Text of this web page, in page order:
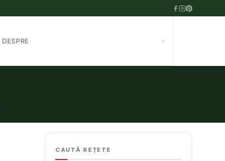
DESPRE
CAUTĂ REȚETE